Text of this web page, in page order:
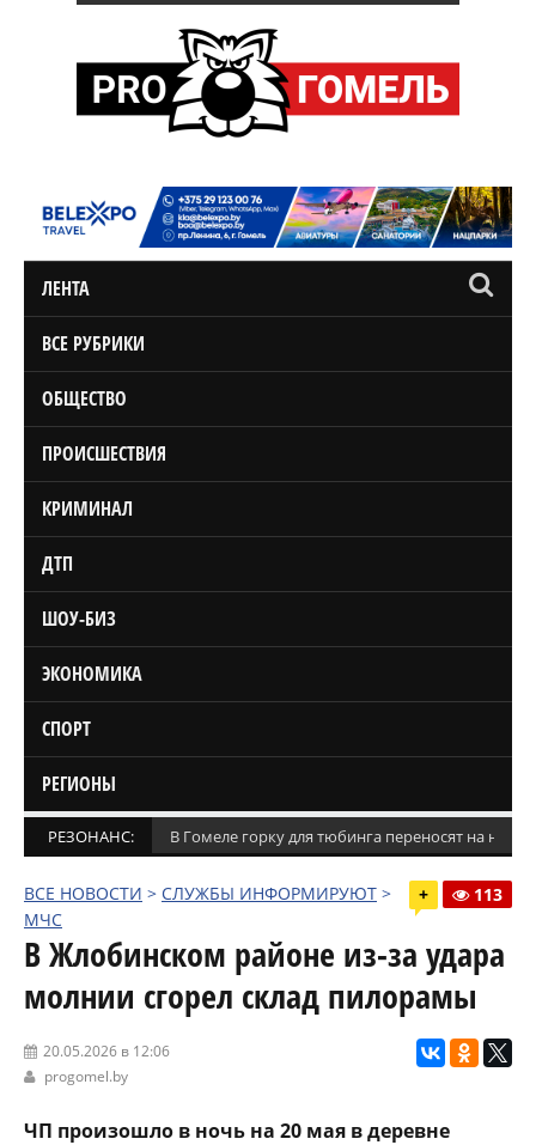
ЛЕНТА
ВСЕ РУБРИКИ
ОБЩЕСТВО
ПРОИСШЕСТВИЯ
КРИМИНАЛ
ДТП
ШОУ-БИЗ
ЭКОНОМИКА
СПОРТ
РЕГИОНЫ
РЕЗОНАНС: В Гомеле горку для тюбинга переносят на
ВСЕ НОВОСТИ > СЛУЖБЫ ИНФОРМИРУЮТ >
МЧС
+ 113
В Жлобинском районе из-за удара
молнии сгорел склад пилорамы
20.05.2026 в 12:06
progomel.by
ЧП произошло в ночь на 20 мая в деревне